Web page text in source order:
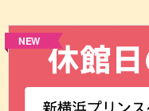
NEW